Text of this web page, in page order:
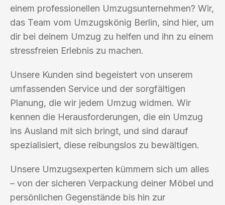
einem professionellen Umzugsunternehmen? Wir,
das Team vom Umzugskönig Berlin, sind hier, um
dir bei deinem Umzug zu helfen und ihn zu einem
stressfreien Erlebnis zu machen.
Unsere Kunden sind begeistert von unserem
umfassenden Service und der sorgfältigen
Planung, die wir jedem Umzug widmen. Wir
kennen die Herausforderungen, die ein Umzug
ins Ausland mit sich bringt, und sind darauf
spezialisiert, diese reibungslos zu bewältigen.
Unsere Umzugsexperten kümmern sich um alles
– von der sicheren Verpackung deiner Möbel und
persönlichen Gegenstände bis hin zur